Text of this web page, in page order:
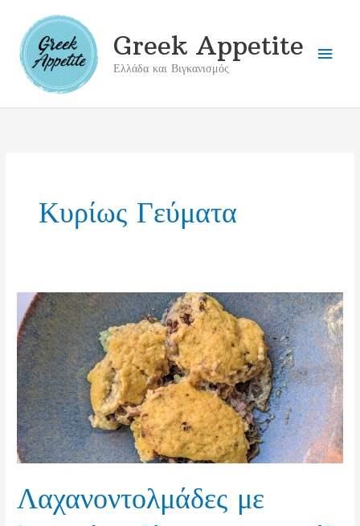
περιεχόμενο
Greek Appetite
Ελλάδα και Βιγκανισμός
Κυρίως Γεύματα
Λαχανοντολμάδες με